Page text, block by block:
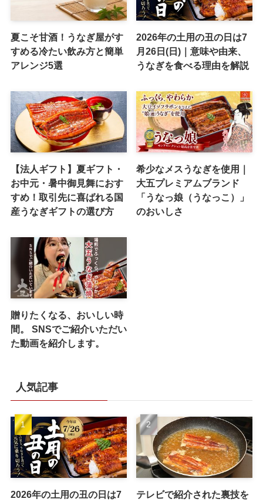
夏こそ甘酒！うなぎ屋がす
すめる冷たい飲み方と簡単
アレンジ5選
2026年の土用の丑の日は7
月26日(日)｜意味や由来、
うなぎを食べる理由を解説
【法人ギフト】夏ギフト・
お中元・暑中御見舞におす
すめ！取引先に喜ばれる国
産うなぎギフトの選び方
希少なメスうなぎを使用｜
大五プレミアムブランド
「うなっ娘（うなっこ）」
のおいしさ
贈りたくなる、おいしい時
間。 SNSでご紹介いただい
た動画を紹介します。
人気記事
2026年の土用の丑の日は7
テレビで紹介された裏技を